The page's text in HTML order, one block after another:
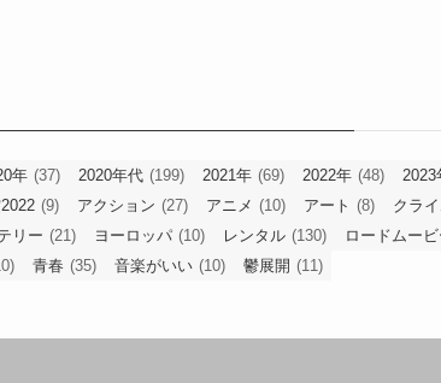
年 (37) 2020年代 (199) 2021年 (69) 2022年 (48) 2023
(9) アクション (27) アニメ (10) アート (8) クラ
リー (21) ヨーロッパ (10) レンタル (130) ロードムービ
青春 (35) 音楽がいい (10) 鬱展開 (11)